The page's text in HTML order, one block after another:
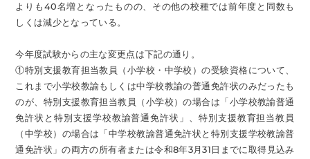
よりも40名増となったものの、その他の校種では前年度と同数も
しくは減少となっている。
今年度試験からの主な変更点は下記の通り。
①特別支援教育担当教員（小学校・中学校）の受験資格について、
これまで小学校教諭もしくは中学校教諭の普通免許状のみだったも
のが、特別支援教育担当教員（小学校）の場合は「小学校教諭普通
免許状と特別支援学校教諭普通免許状」、特別支援教育担当教員
（中学校）の場合は「中学校教諭普通免許状と特別支援学校教諭普
通免許状」の両方の所有者または令和8年3月31日までに取得見込み